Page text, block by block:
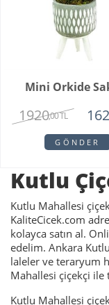
Mini Orkide
1920,00 TL
GÖNDER
Kutlu
Kutlu Mahallesi
KaliteCicek.com
kolayca satın al.
edelim. Ankara
laleler ve teraryum
Mahallesi çiçekçi ile
Kutlu Mahallesi